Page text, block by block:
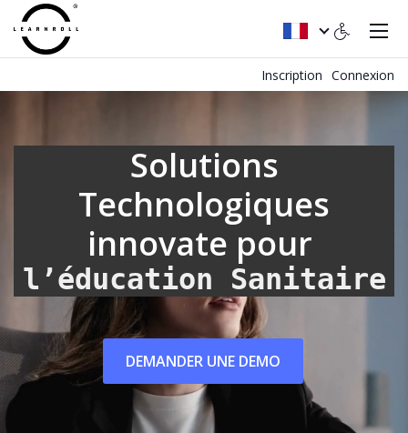
Inscription Connexion
Solutions
Technologiques
innovate pour
l’éducation Sanitaire
DEMANDER UNE DEMO